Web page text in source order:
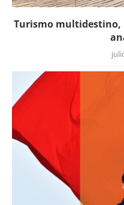
Turismo multidestino,